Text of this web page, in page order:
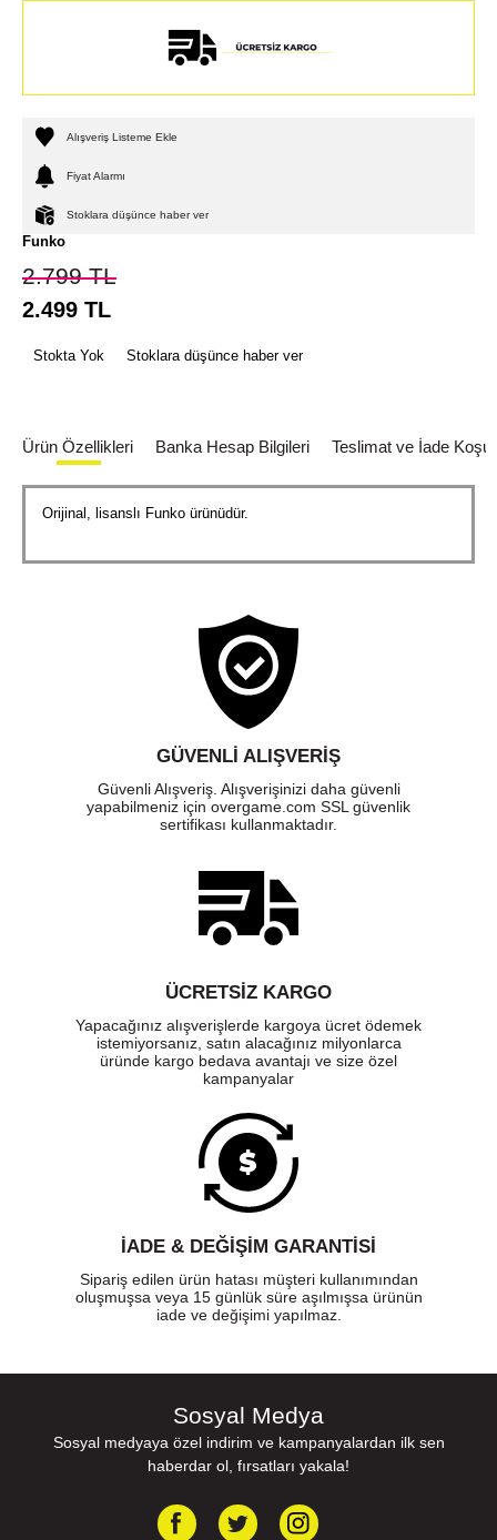
Alışveriş Listeme Ekle
Fiyat Alarmı
Stoklara düşünce haber ver
Funko
2.799TL
2.499 TL
Stokta Yok Stoklara düşünce haber ver
Ürün Özellikleri Banka Hesap Bilgileri Teslimat ve İade
Orijinal, lisanslı Funko ürünüdür.
GÜVENLI ALIŞVERIŞ
Güvenli Alışveriş. Alışverişinizi daha güvenli
yapabilmeniz için overgame.com SSL güvenlik
sertifikası kullanmaktadır.
ÜCRETSIZ KARGO
Yapacağınız alışverişlerde kargoya ücret ödemek
istemiyorsanız, satın alacağınız milyonlarca
üründe kargo bedava avantajı ve size özel
kampanyalar
İADE & DEĞİŞİM GARANTİSİ
Sipariş edilen ürün hatası müşteri kullanımından
oluşmuşsa veya 15 günlük süre aşılmışsa ürünün
iade ve değişimi yapılmaz.
Sosyal Medya
Sosyal medyaya özel indirim ve kampanyalardan ilk sen
haberdar ol, fırsatları yakala!